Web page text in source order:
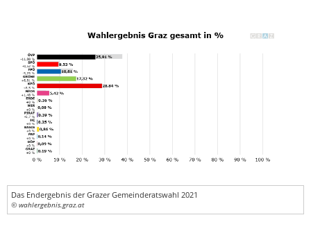
Das Endergebnis der Grazer Gemeinderatswahl 2021
© wahlergebnis.graz.at